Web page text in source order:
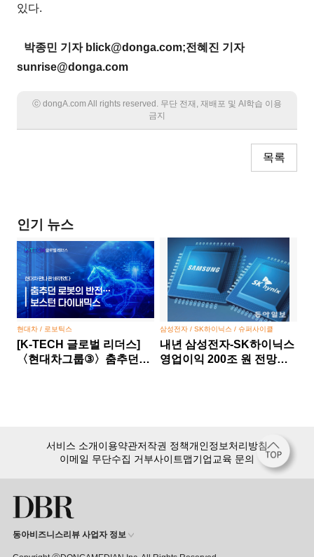
있다.
박종민 기자 blick@donga.com;전혜진 기자
sunrise@donga.com
ⓒ dongA.com All rights reserved. 무단 전재, 재배포 및 AI학습 이용
금지
목록
인기 뉴스
현대차 / 로보틱스
[K-TECH 글로벌 리더스]
〈현대차그룹③〉춤추던
삼성전자 / SK하이닉스 / 슈퍼사이클
내년 삼성전자-SK하이닉스
영업이익 200조 원 전망…
서비스 소개이용약관저작권 정책개인정보처리방침
이메일 무단수집 거부사이트맵기업교육 문의
동아비즈니스리뷰 사업자 정보